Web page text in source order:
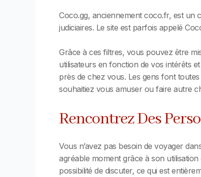
Coco.gg, anciennement coco.fr, est un
judiciaires. Le site est parfois appelé
Grâce à ces filtres, vous pouvez être
utilisateurs en fonction de vos intérêts
près de chez vous. Les gens font
souhaitiez vous amuser ou faire autre
Rencontrez Des
Vous n’avez pas besoin de voyager
agréable moment grâce à son
possibilité de discuter, ce qui est